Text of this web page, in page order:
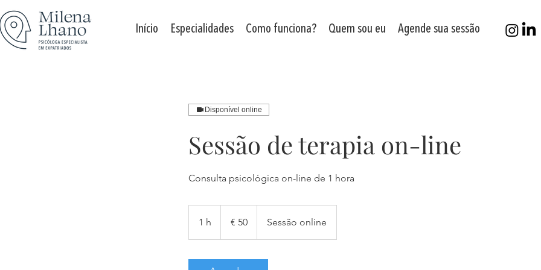
Início Especialidades Como funciona? Quem sou eu Agende sua sessão
Disponível online
Sessão de terapia on-line
Consulta psicológica on-line de 1 hora
1 h € 50 Sessão online